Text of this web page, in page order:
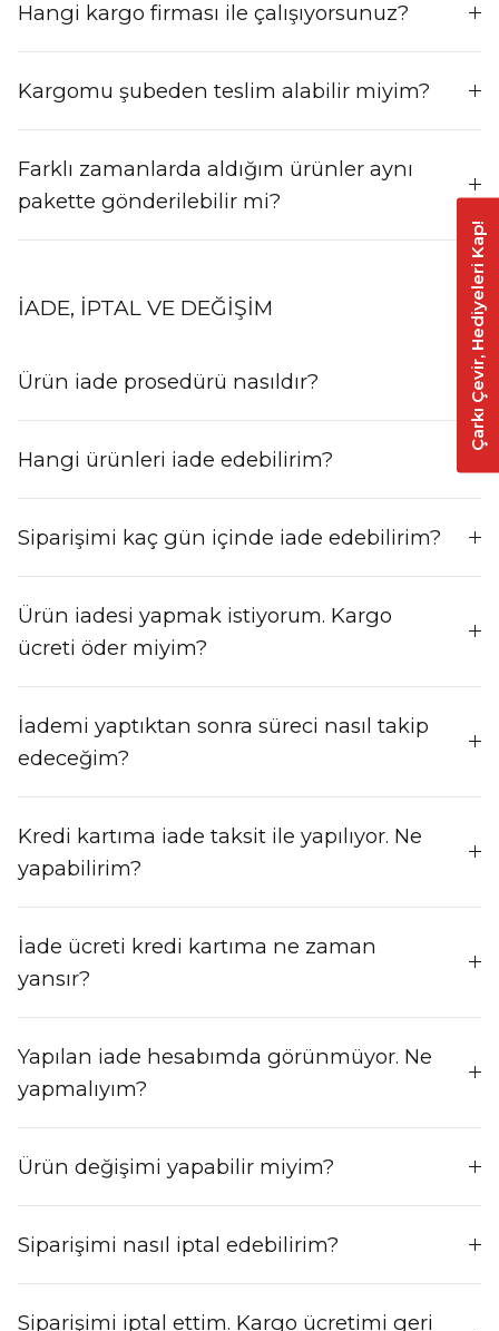
Hangi kargo firması ile çalışıyorsunuz?
Kargomu şubeden teslim alabilir miyim?
Farklı zamanlarda aldığım ürünler aynı
pakette gönderilebilir mi?
İADE, IPTAL VE DEĞIŞIM
Ürün iade prosedürü nasıldır?
Hangi ürünleri iade edebilirim?
Siparişimi kaç gün içinde iade edebilirim?
Ürün iadesi yapmak istiyorum. Kargo
ücreti öder miyim?
İademi yaptıktan sonra süreci nasıl takip
edeceğim?
Kredi kartıma iade taksit ile yapılıyor. Ne
yapabilirim?
İade ücreti kredi kartıma ne zaman
yansır?
Yapılan iade hesabımda görünmüyor. Ne
yapmalıyım?
Ürün değişimi yapabilir miyim?
Siparişimi nasıl iptal edebilirim?
Siparişimi iptal ettim. Kargo ücretimi geri
Çarkı Çevir, Hediyeleri Kap!